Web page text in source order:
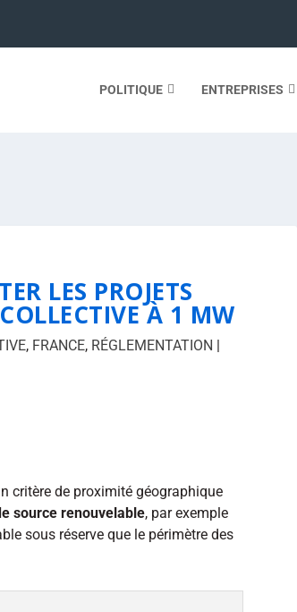
POLITIQUE ENTREPRISES
LES PROJETS
À 1 MW
, FRANCE, RÉGLEMENTATION |
critère de proximité géographique
source renouvelable, par exemple
sous réserve que le périmètre des